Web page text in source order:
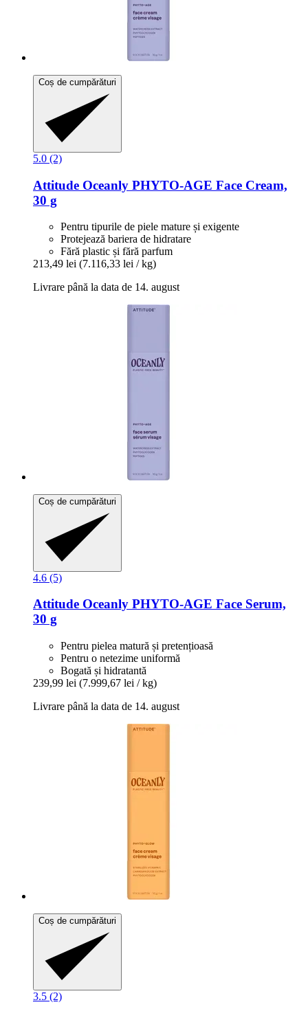
Coș de cumpărături
5.0 (2)
Attitude Oceanly PHYTO-​AGE Face Cream,
30 g
Pentru tipurile de piele mature și exigente
Protejează bariera de hidratare
Fără plastic și fără parfum
213,49 lei (7.116,33 lei / kg)
Livrare până la data de 14. august
Coș de cumpărături
4.6 (5)
Attitude Oceanly PHYTO-​AGE Face Serum,
30 g
Pentru pielea matură și pretențioasă
Pentru o netezime uniformă
Bogată și hidratantă
239,99 lei (7.999,67 lei / kg)
Livrare până la data de 14. august
Coș de cumpărături
3.5 (2)